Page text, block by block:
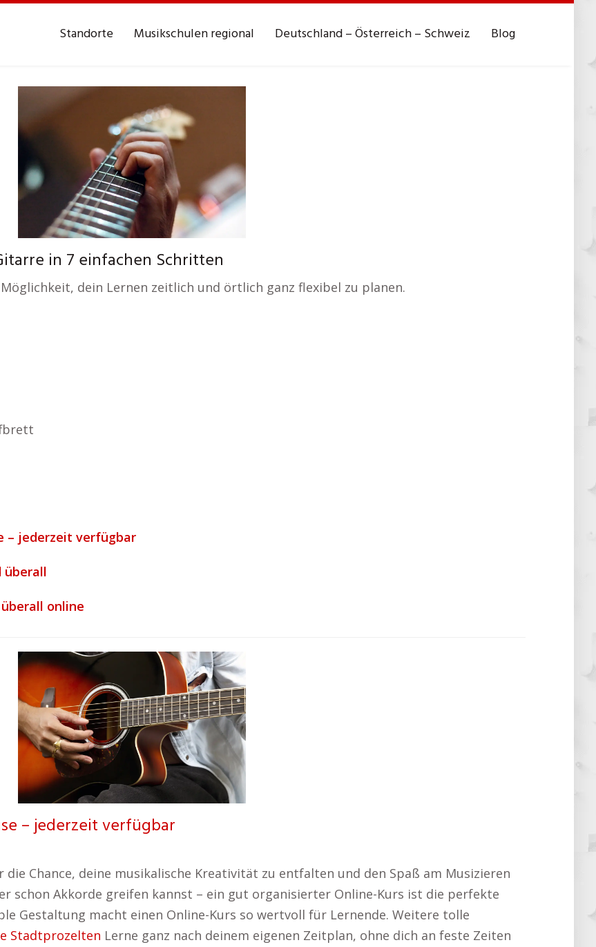
Standorte Musikschulen regional Deutschland – Österreich – Schweiz Blog
in 7 einfachen Schritten
dein Lernen zeitlich und örtlich ganz flexibel zu planen.
– jederzeit verfügbar
überall
online
– jederzeit verfügbar
Chance, deine musikalische Kreativität zu entfalten und den Spaß am Musizieren
schon Akkorde greifen kannst – ein gut organisierter Online-Kurs ist die perfekte
Gestaltung macht einen Online-Kurs so wertvoll für Lernende. Weitere tolle
Stadtprozelten Lerne ganz nach deinem eigenen Zeitplan, ohne dich an feste Zeiten